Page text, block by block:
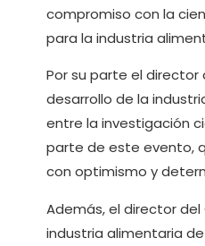
compromiso con la
para la industria
Por su parte el director
desarrollo de la
entre la investigación
parte de este evento,
con optimismo y
Además, el director
industria alimentaria de